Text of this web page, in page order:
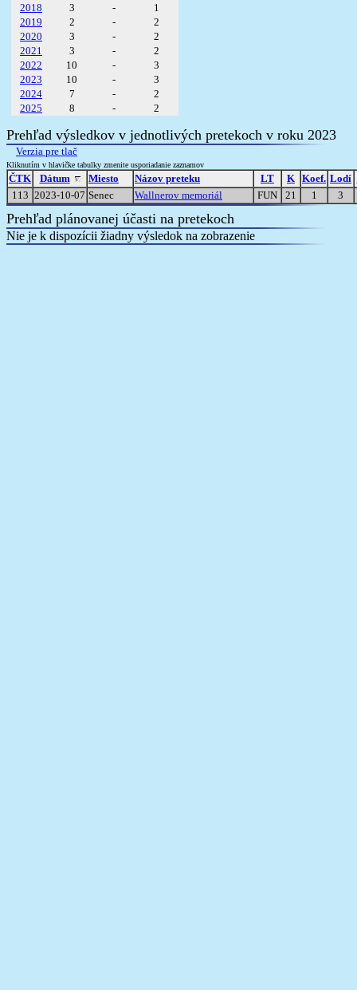
2018
3 -
1
2019
2 -
2
2020
3 -
2
2021
3 -
2
2022
10 -
3
2023
10 -
3
2024
7 -
2
2025
8 - 2
Prehľad výsledkov v jednotlivých pretekoch v roku 2023
Verzia pre tlač
Kliknutím v hlavičke tabulky zmenite usporiadanie zaznamov
ČTK Dátum Miesto Názov preteku LT K Koef. Lodí
113 2023-10-07 Senec Wallnerov memoriál FUN 21 1 3
Prehľad plánovanej účasti na pretekoch
Nie je k dispozícii žiadny výsledok na zobrazenie